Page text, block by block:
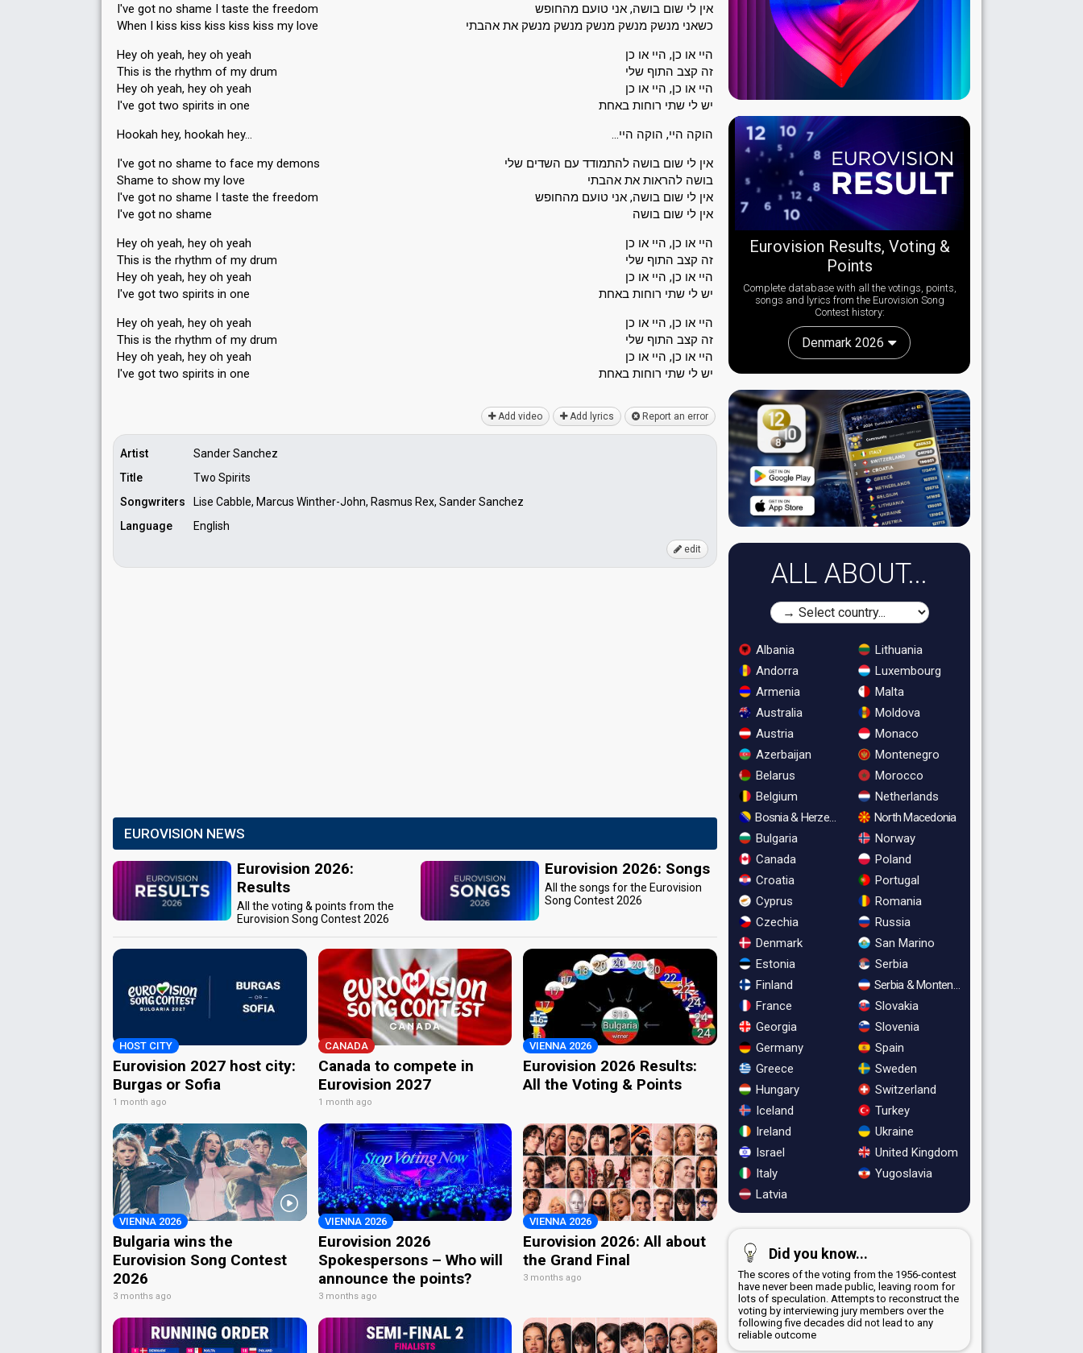
I've got no shame I taste the freedom
When I kiss kiss kiss kiss kiss my love
Hey oh yeah, hey oh yeah
This is the rhythm of my drum
Hey oh yeah, hey oh yeah
I've got two spirits in one
Hookah hey, hookah hey…
I've got no shame to face my demons
Shame to show my love
I've got no shame I taste the freedom
I've got no shame
Hey oh yeah, hey oh yeah
This is the rhythm of my drum
Hey oh yeah, hey oh yeah
I've got two spirits in one
Hey oh yeah, hey oh yeah
This is the rhythm of my drum
Hey oh yeah, hey oh yeаh
I've got two spiritѕ in one
אין לי שום בושה, אני טועם מהחופש
כשאני מנשק מנשק מנשק מנשק מנשק את אהבתי
היי או כן, היי או כן
זה קצב התוף שלי
היי או כן, היי או כן
יש לי שתי רוחות באחת
הוקה היי, הוקה היי…
אין לי שום בושה להתמודד עם השדים שלי
בושה להראות את אהבתי
אין לי שום בושה, אני טועם מהחופש
אין לי שום בושה
היי או כן, היי או כן
זה קצב התוף שלי
היי או כן, היי או כן
יש לי שתי רוחות באחת
היי או כן, היי או כן
זה קצב התוף שלי
היי או כן, היי או כן
יש לי שתי רוחות באחת
Add video Add lyrics Report an error
Artist
Sander Sanchez
Title
Two Spirits
Songwriters
Lise Cabble, Marcus Winther-John, Rasmus Rex, Sander Sanchez
Language
English
edit
EUROVISION NEWS
Eurovision 2026:
Results
All the voting & points from the
Eurovision Song Contest 2026
Eurovision 2026: Songs
All the songs for the Eurovision
Song Contest 2026
HOST CITY
Eurovision 2027 host city:
Burgas or Sofia
1 month ago
CANADA
Canada to compete in
Eurovision 2027
1 month ago
VIENNA 2026
Eurovision 2026 Results:
All the Voting & Points
VIENNA 2026
Bulgaria wins the
Eurovision Song Contest
2026
3 months ago
VIENNA 2026
Eurovision 2026
Spokespersons – Who will
announce the points?
3 months ago
VIENNA 2026
Eurovision 2026: All about
the Grand Final
3 months ago
Eurovision Results, Voting &
Points
Complete database with all the votings, points,
songs and lyrics from the Eurovision Song
Contest history:
Denmark 2026
ALL ABOUT...
Albania
Andorra
Armenia
Australia
Austria
Azerbaijan
Belarus
Belgium
Bosnia & Herzegovina
Bulgaria
Canada
Croatia
Cyprus
Czechia
Denmark
Estonia
Finland
France
Georgia
Germany
Greece
Hungary
Iceland
Ireland
Israel
Italy
Latvia
Lithuania
Luxembourg
Malta
Moldova
Monaco
Montenegro
Morocco
Netherlands
North Macedonia
Norway
Poland
Portugal
Romania
Russia
San Marino
Serbia
Serbia & Montenegro
Slovakia
Slovenia
Spain
Sweden
Switzerland
Turkey
Ukraine
United Kingdom
Yugoslavia
Did you know...
The scores of the voting from the 1956-contest
have never been made public, leaving room for
lots of speculation. Attempts to reconstruct the
voting by interviewing jury members over the
following five decades did not lead to any
reliable outcome